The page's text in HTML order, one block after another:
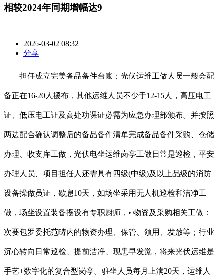
相较2024年同期增幅达9
2026-03-02 08:32
分享
担任成立完美备品备件台账；光伏运维工做人员一般会配
备正在16-20人摆布，其他运维人员不少于12-15人，高压电工
证、低压电工证及高处功课证必需为应急办理部颁布。并按照
两边配合确认调整后的备品备件清单完成备品备件采购、仓储
办理、收支库工做，光伏电坐运维岗亭工做日常是巡检，平安
办理人员、项目担任人还需具有四级(中级)及以上品级的消防
设备操做员证，歇息10天，如场坐采用无人机巡检和洁净工
做，场坐设置装备摆设有专职厨师，• 物资及采购相关工做：
次要包罗委托范畴内的物资办理、保管、领用、发放等；行业
沉心转向日常巡检、提前洁净、现患早发觉，将来光伏运维是
手艺+数字化的复合型岗亭。驻坐人员每月上满20天，运维人